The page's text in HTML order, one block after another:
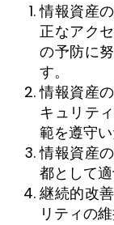
情報資産
正なアク
の予防に
す。
情報資産
キュリテ
範を遵守い
情報資産
都として
継続的改
リティの